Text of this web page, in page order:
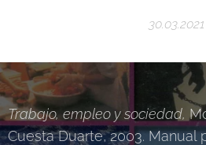
30.03.2021
Trabajo, empleo y sociedad,
Cuesta Duarte, 2003. Manual